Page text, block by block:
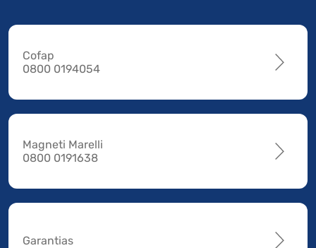
Cofap
0800 0194054
Magneti Marelli
0800 0191638
Garantias